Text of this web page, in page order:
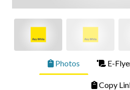
Photos E-
Copy